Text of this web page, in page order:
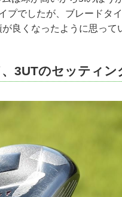
プでしたが、ブレードタ
良くなったように思って
3UTのセッティン